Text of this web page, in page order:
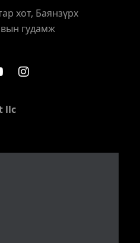
хот, Баянзүрх
гудамж
llc